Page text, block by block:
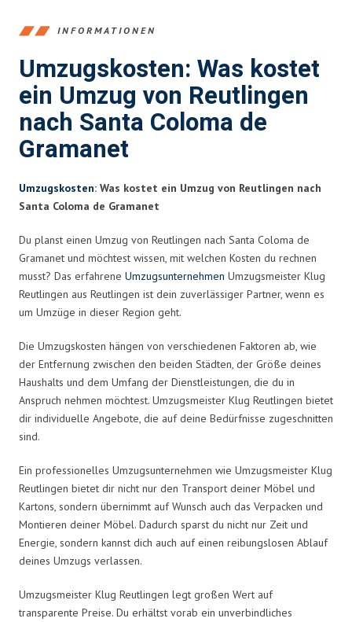
INFORMATIONEN
Umzugskosten: Was kostet
ein Umzug von Reutlingen
nach Santa Coloma de
Gramanet
Umzugskosten: Was kostet ein Umzug von Reutlingen nach
Santa Coloma de Gramanet
Du planst einen Umzug von Reutlingen nach Santa Coloma de
Gramanet und möchtest wissen, mit welchen Kosten du rechnen
musst? Das erfahrene Umzugsunternehmen Umzugsmeister Klug
Reutlingen aus Reutlingen ist dein zuverlässiger Partner, wenn es
um Umzüge in dieser Region geht.
Die Umzugskosten hängen von verschiedenen Faktoren ab, wie
der Entfernung zwischen den beiden Städten, der Größe deines
Haushalts und dem Umfang der Dienstleistungen, die du in
Anspruch nehmen möchtest. Umzugsmeister Klug Reutlingen bietet
dir individuelle Angebote, die auf deine Bedürfnisse zugeschnitten
sind.
Ein professionelles Umzugsunternehmen wie Umzugsmeister Klug
Reutlingen bietet dir nicht nur den Transport deiner Möbel und
Kartons, sondern übernimmt auf Wunsch auch das Verpacken und
Montieren deiner Möbel. Dadurch sparst du nicht nur Zeit und
Energie, sondern kannst dich auch auf einen reibungslosen Ablauf
deines Umzugs verlassen.
Umzugsmeister Klug Reutlingen legt großen Wert auf
transparente Preise. Du erhältst vorab ein unverbindliches